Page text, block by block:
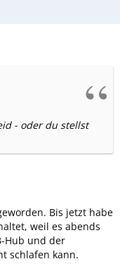
- oder du stellst
Bis jetzt habe
weil es abends
Hub und der
schlafen kann.